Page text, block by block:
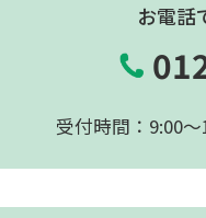
お電話
受付時間：9:00